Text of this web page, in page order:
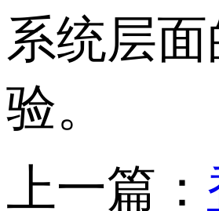
系统层
验。
上一篇：